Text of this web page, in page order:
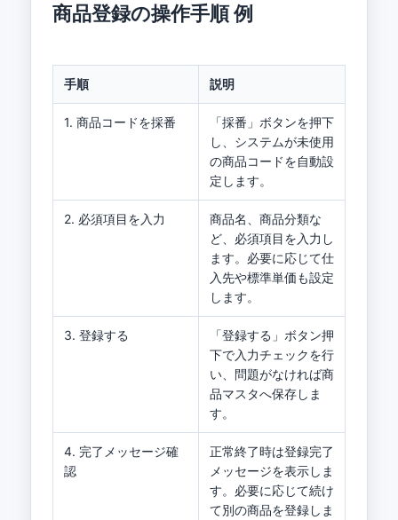
商品登録の操作手順 例
手順 説明
1. 商品コードを採番
「採番」ボタンを押下
し、システムが未使用
の商品コードを自動設
定します。
2. 必須項目を入力
商品名、商品分類な
ど、必須項目を入力し
ます。必要に応じて仕
入先や標準単価も設定
します。
3. 登録する
「登録する」ボタン押
下で入力チェックを行
い、問題がなければ商
品マスタへ保存しま
す。
4. 完了メッセージ確
認
正常終了時は登録完了
メッセージを表示しま
す。必要に応じて続け
て別の商品を登録しま